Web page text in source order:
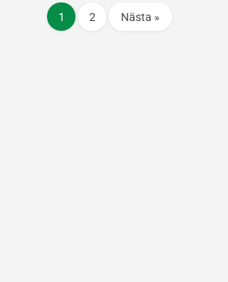
1 2 Nästa »